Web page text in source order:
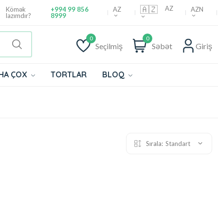
Kömək
lazımdır?
+994 99 856
8999
AZ 🇦🇿 AZ AZN
0
Seçilmiş
0
Səbət Giriş
ÇOX TORTLAR BLOQ
Sırala: Standart